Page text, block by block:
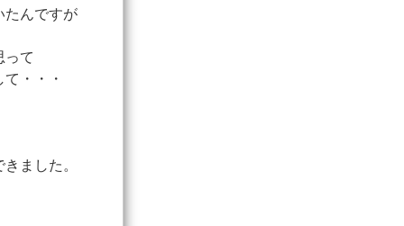
たんですが
って
・・・
ました。